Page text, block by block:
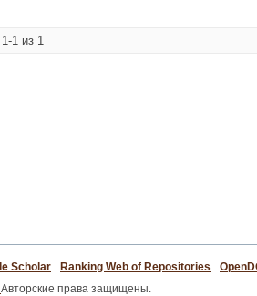
1 из 1
Scholar Ranking Web of Repositories
Авторские права защищены.